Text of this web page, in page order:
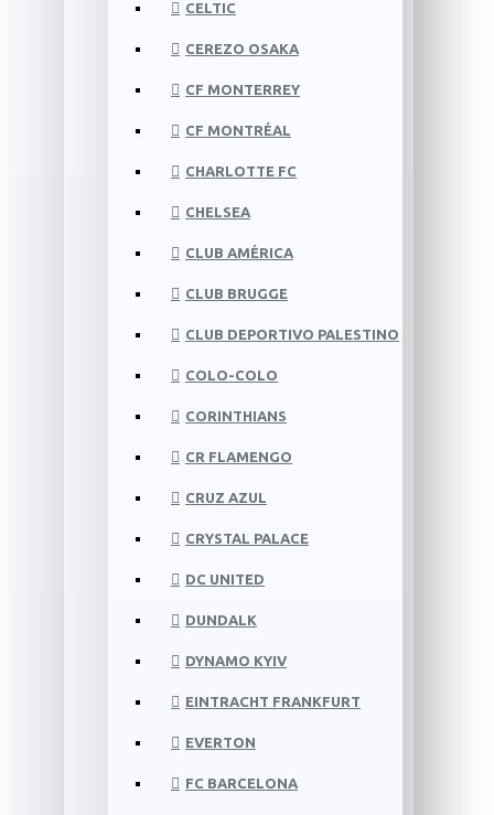
CELTIC
CEREZO OSAKA
CF MONTERREY
CF MONTRÉAL
CHARLOTTE FC
CHELSEA
CLUB AMÉRICA
CLUB BRUGGE
CLUB DEPORTIVO PALESTINO
COLO-COLO
CORINTHIANS
CR FLAMENGO
CRUZ AZUL
CRYSTAL PALACE
DC UNITED
DUNDALK
DYNAMO KYIV
EINTRACHT FRANKFURT
EVERTON
FC BARCELONA